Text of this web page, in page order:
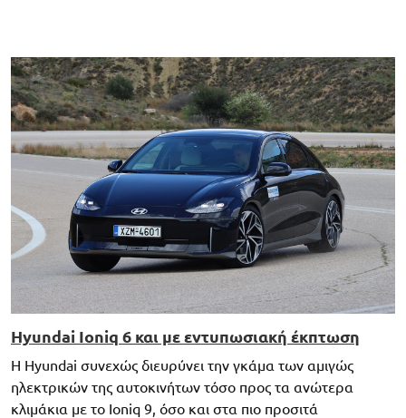
Hyundai Ioniq 6 και με εντυπωσιακή έκπτωση
Η Hyundai συνεχώς διευρύνει την γκάμα των αμιγώς
ηλεκτρικών της αυτοκινήτων τόσο προς τα ανώτερα
κλιμάκια με το Ioniq 9, όσο και στα πιο προσιτά